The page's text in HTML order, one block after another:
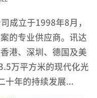
成立于1998年8月，
的专业供应商。讯达
港、深圳、德国及美
万平方米的现代化光
十年的持续发展...